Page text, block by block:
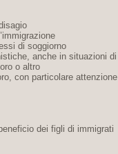
di soggiorno
anche in situazioni di
o altro
con particolare attenzione
dei figli di immigrati